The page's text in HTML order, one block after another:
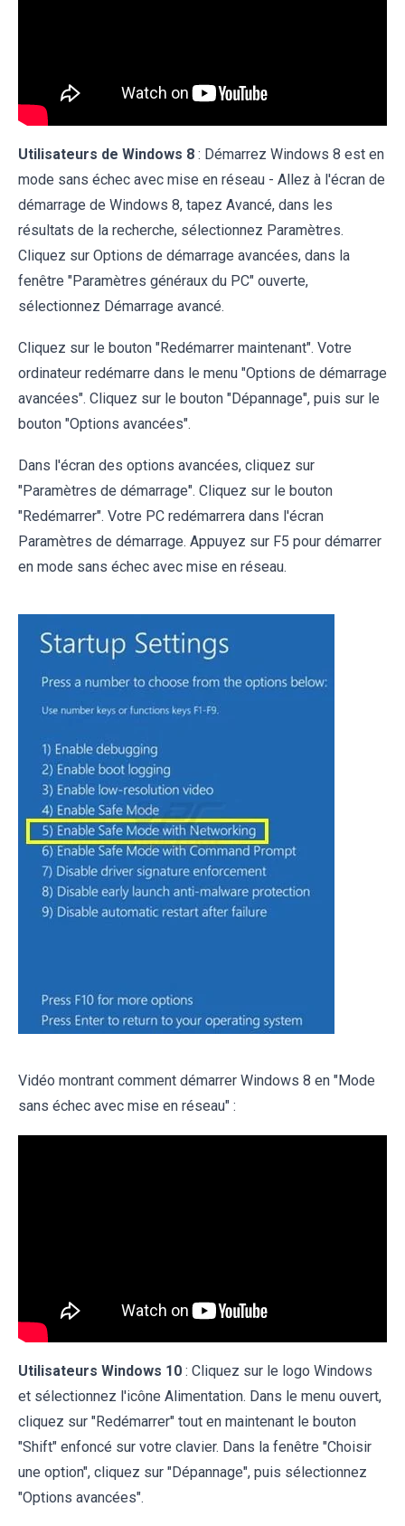
Utilisateurs de Windows 8 : Démarrez Windows 8 est en
mode sans échec avec mise en réseau - Allez à l'écran de
démarrage de Windows 8, tapez Avancé, dans les
résultats de la recherche, sélectionnez Paramètres.
Cliquez sur Options de démarrage avancées, dans la
fenêtre "Paramètres généraux du PC" ouverte,
sélectionnez Démarrage avancé.
Cliquez sur le bouton "Redémarrer maintenant". Votre
ordinateur redémarre dans le menu "Options de démarrage
avancées". Cliquez sur le bouton "Dépannage", puis sur le
bouton "Options avancées".
Dans l'écran des options avancées, cliquez sur
"Paramètres de démarrage". Cliquez sur le bouton
"Redémarrer". Votre PC redémarrera dans l'écran
Paramètres de démarrage. Appuyez sur F5 pour démarrer
en mode sans échec avec mise en réseau.
Vidéo montrant comment démarrer Windows 8 en "Mode
sans échec avec mise en réseau" :
Utilisateurs Windows 10 : Cliquez sur le logo Windows
et sélectionnez l'icône Alimentation. Dans le menu ouvert,
cliquez sur "Redémarrer" tout en maintenant le bouton
"Shift" enfoncé sur votre clavier. Dans la fenêtre "Choisir
une option", cliquez sur "Dépannage", puis sélectionnez
"Options avancées".